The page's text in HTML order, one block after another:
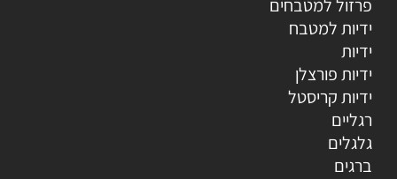
פרזול למטבחים
ידיות למטבח
ידיות
ידיות פורצלן
ידיות קריסטל
רגליים
גלגלים
ברגים